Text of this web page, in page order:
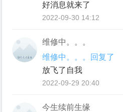
好消息就来了
2022-09-30 14:12
维修中。。。
维修中。。。回复了
放飞了自我
2022-09-29 20:40
今生续前生缘